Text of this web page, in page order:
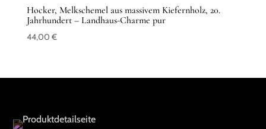
Hocker, Melkschemel aus massivem Kiefernholz, 20.
Jahrhundert – Landhaus-Charme pur
44,00 €